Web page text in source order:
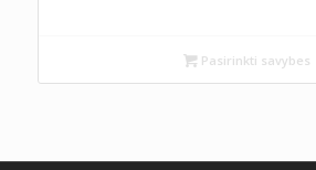
Pasirinkti savybes